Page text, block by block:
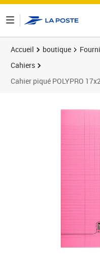
Accueil boutique
Cahiers
Cahier piqué POLYPRO